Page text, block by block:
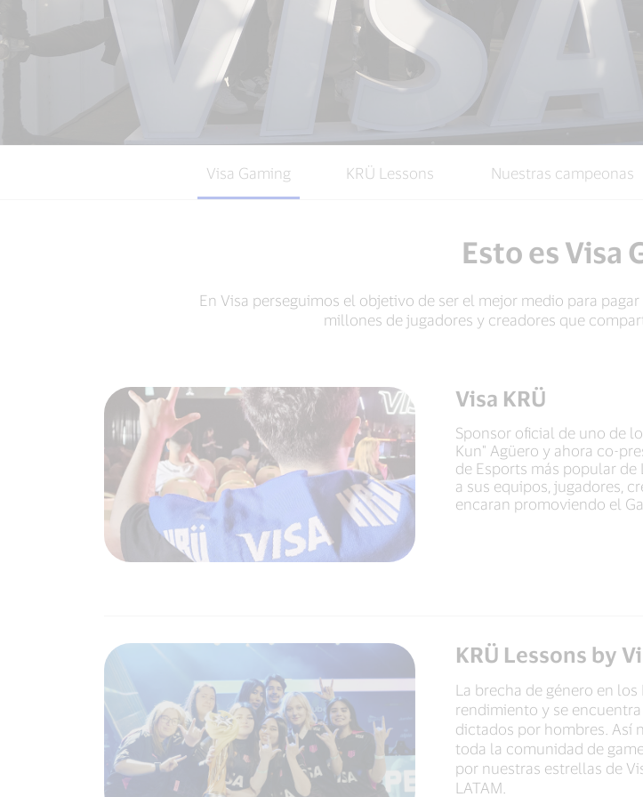
Visa Gaming KRÜ Lessons Nuestras campeonas
Esto es Visa
En Visa perseguimos el objetivo de ser el mejor medio para
millones de jugadores y creadores que
Visa KRÜ
Sponsor oficial de uno de
Kun" Agüero y ahora co-
de Esports más popular
a sus equipos, jugadores,
encaran promoviendo el
KRÜ Lessons by
La brecha de género en
rendimiento y se
dictados por hombres. Así
toda la comunidad de
por nuestras estrellas de
LATAM.